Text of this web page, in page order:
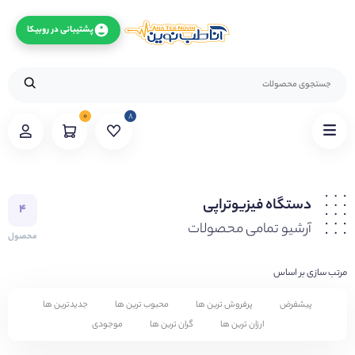
۰ ۸
دستگاه فیزیوتراپی
آرشیو تمامی محصولات
۴
محصول
مرتب سازی بر اساس
پیشفرض پرفروش ترین ها محبوب ترین ها
جدیدترین ها
ارزان ترین ها
گران ترین ها موجودی
پشتیبانی در روبیکا